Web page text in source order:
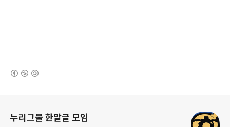
누리그물 한말글 모임